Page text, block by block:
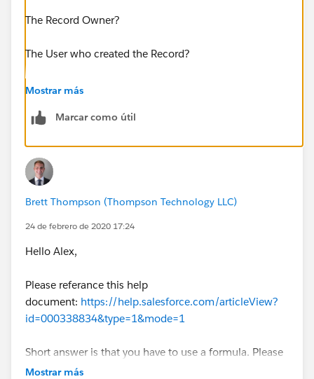
The Record Owner?
The User who created the Record?
Something else?
Can you post a screenshot of the Report, Settings, and
a mock-up of what you want? For questions related to
Reports and Dashboards those are really helpful
Mostrar más
Marcar como útil
Brett Thompson (Thompson Technology LLC)
24 de febrero de 2020 17:24
Hello Alex,
Please referance this help
document: https://help.salesforce.com/articleView?
id=000338834&type=1&mode=1
Short answer is that you have to use a formula. Please
mark this as best answer if you found this helpful.
Mostrar más